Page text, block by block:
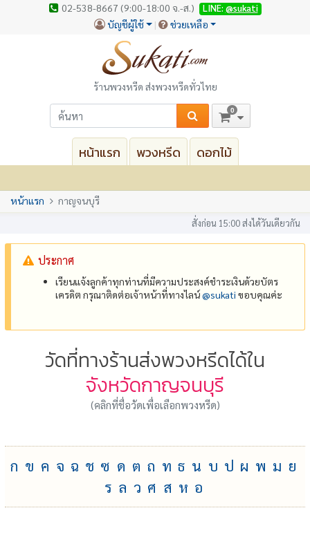
02-538-8667 (9:00-18:00 จ.-ส.) LINE: @sukati
บัญชีผู้ใช้ ช่วยเหลือ
ร้านพวงหรีด ส่งพวงหรีดทั่วไทย
0
หน้าแรก พวงหรีด ดอกไม้
หน้าแรก กาญจนบุรี
สั่งก่อน 15:00 ส่งได้วันเดียวกัน
ประกาศ
เรียนแจ้งลูกค้าทุกท่านที่มีความประสงค์ชำระเงินด้วยบัตร
เครดิต กรุณาติดต่อเจ้าหน้าที่ทางไลน์@‌sukati ขอบคุณค่ะ
วัดที่ทางร้านส่งพวงหรีดได้ใน
จังหวัดกาญจนบุรี
(คลิกที่ชื่อวัดเพื่อเลือกพวงหรีด)
ก ข ค จ ฉ ช ซ ด ต ถ ท ธ น บ ป ผ พ ม ย
ร ล ว ศ ส ห อ